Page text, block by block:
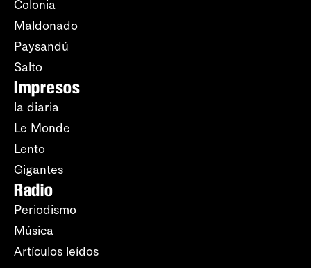
Colonia
Maldonado
Paysandú
Salto
Impresos
la diaria
Le Monde
Lento
Gigantes
Radio
Periodismo
Música
Artículos leídos